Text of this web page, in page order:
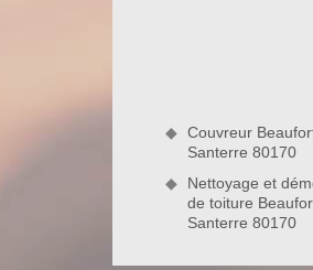
coût de cette opération
Couvreur
Santerre 80170
Nettoyage et
de toiture